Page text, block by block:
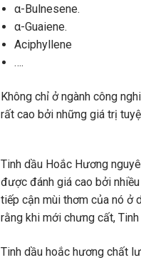
α-Bulnesene.
α-Guaiene.
Aciphyllene
….
Không chỉ ở ngành công
rất cao bởi những giá trị
Tinh dầu Hoắc Hương
được đánh giá cao bởi
tiếp cận mùi thơm của nó ở
rằng khi mới chưng cất,
Tinh dầu hoắc hương chất